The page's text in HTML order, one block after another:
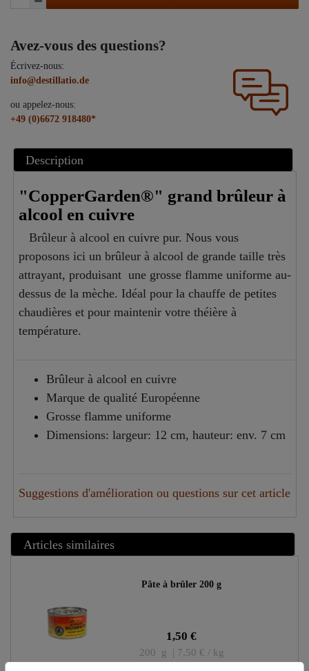
Avez-vous des questions?
Écrivez-nous:
info@destillatio.de
ou appelez-nous:
+49 (0)6672 918480*
Description
"CopperGarden®" grand brûleur à
alcool en cuivre
Brûleur à alcool en cuivre pur. Nous vous
proposons ici un brûleur à alcool de grande taille très
attrayant, produisant une grosse flamme uniforme au-
dessus de la mèche. Idéal pour la chauffe de petites
chaudières et pour maintenir votre théière à
température.
Brûleur à alcool en cuivre
Marque de qualité Européenne
Grosse flamme uniforme
Dimensions: largeur: 12 cm, hauteur: env. 7 cm
Suggestions d'amélioration ou questions sur cet article
Articles similaires
Pâte à brûler 200 g
1,50 €
200 g | 7,50 € / kg